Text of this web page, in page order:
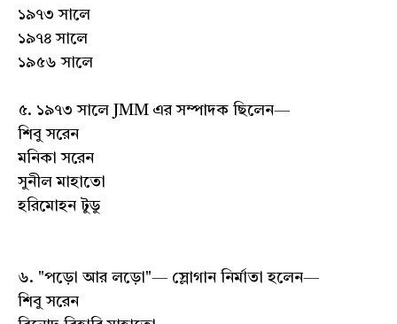
১৯৭৩ সালে
১৯৭৪ সালে
১৯৫৬ সালে
৫. ১৯৭৩ সালে JMM এর সম্পাদক ছিলেন—
শিবু সরেন
মনিকা সরেন
সুনীল মাহাতো
হরিমোহন টুডু
৬. "পড়ো আর লড়ো"— স্লোগান নির্মাতা হলেন—
শিবু সরেন